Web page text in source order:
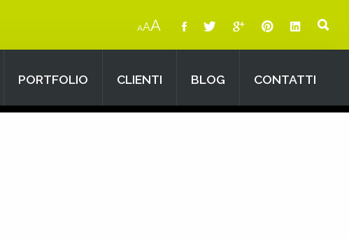
AAA
PORTFOLIO CLIENTI BLOG CONTATTI